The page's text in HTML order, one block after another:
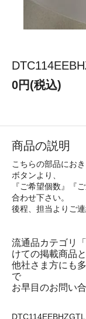
0円(税込)
商品の説明
こちらの部品にお
ボタンより、
『ご希望個数』『
合わせ下さい。
後程、担当よりご
流通品カテゴリ
けての掲載商品
他社さま方にも
で
お早目のお問い
DTC114EEBHZGTL